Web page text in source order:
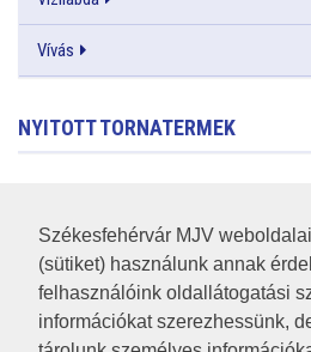
Székesfehérvár MJV
(sütiket) használunk annak
felhasználóink oldallátogatási
információkat szerezhessünk,
Vívás
NYITOTT TORNATERMEK
RSS
A HONLAP 2017.03.31-I ÁLLAPOTA
JOGI NYILATKOZAT